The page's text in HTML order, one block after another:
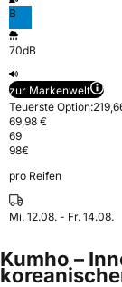
B
70dB
zur Markenwelt
Teuerste Option:
69,98 €
69
98€
pro Reifen
Mi. 12.08. - Fr. 14.08.
Kumho –